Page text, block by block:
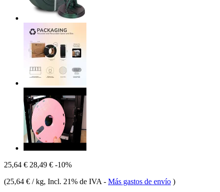
25,64 € 28,49 € -10%
(25,64 € / kg, Incl. 21% de IVA - Más gastos de envío )